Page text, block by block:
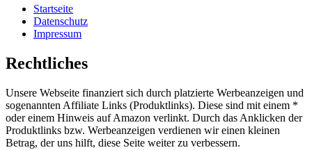
Startseite
Datenschutz
Impressum
Rechtliches
Unsere Webseite finanziert sich durch platzierte Werbeanzeigen und
sogenannten Affiliate Links (Produktlinks). Diese sind mit einem *
oder einem Hinweis auf Amazon verlinkt. Durch das Anklicken der
Produktlinks bzw. Werbeanzeigen verdienen wir einen kleinen
Betrag, der uns hilft, diese Seite weiter zu verbessern.